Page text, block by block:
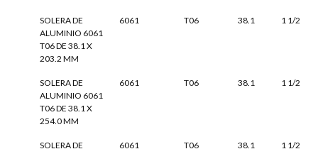
SOLERA DE
ALUMINIO 6061
T06 DE 38.1 X
203.2 MM
6061 T06 38.1 1 1/2
SOLERA DE
ALUMINIO 6061
T06 DE 38.1 X
254.0 MM
6061 T06 38.1 1 1/2
SOLERA DE 6061 T06 38.1 1 1/2